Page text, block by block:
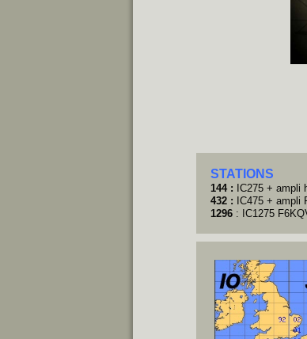
STATIONS
144 : IC275 + ampli
432 : IC475 + ampli
1296 : IC1275